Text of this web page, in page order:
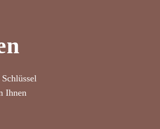
Ihnen